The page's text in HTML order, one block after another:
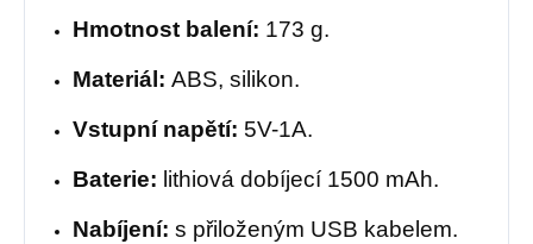
Hmotnost balení: 173 g.
Materiál: ABS, silikon.
Vstupní napětí: 5V-1A.
Baterie: lithiová dobíjecí 1500 mAh.
Nabíjení: s přiloženým USB kabelem.